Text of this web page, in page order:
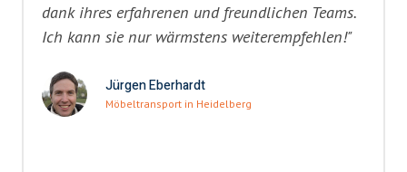
dank ihres erfahrenen und freundlichen Teams.
Ich kann sie nur wärmstens weiterempfehlen!"
Jürgen Eberhardt
Möbeltransport in Heidelberg